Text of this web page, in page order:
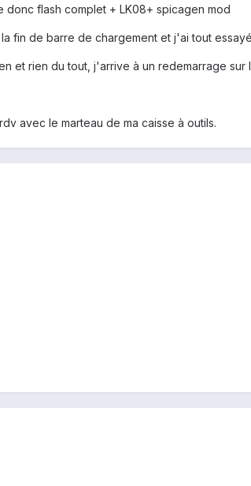
donc flash complet + LK08+ spicagen mod
fin de barre de chargement et j'ai tout
et rien du tout, j'arrive à un redemarrage
avec le marteau de ma caisse à outils.